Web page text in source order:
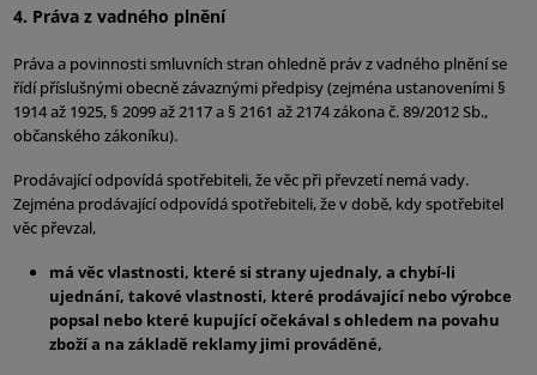
4. Práva z vadného plnění
Práva a povinnosti smluvních stran ohledně práv z vadného plnění se
řídí příslušnými obecně závaznými předpisy (zejména ustanoveními §
1914 až 1925, § 2099 až 2117 a § 2161 až 2174 zákona č. 89/2012 Sb.,
občanského zákoníku).
Prodávající odpovídá spotřebiteli, že věc při převzetí nemá vady.
Zejména prodávající odpovídá spotřebiteli, že v době, kdy spotřebitel
věc převzal,
má věc vlastnosti, které si strany ujednaly, a chybí-li
ujednání, takové vlastnosti, které prodávající nebo výrobce
popsal nebo které kupující očekával s ohledem na povahu
zboží a na základě reklamy jimi prováděné,